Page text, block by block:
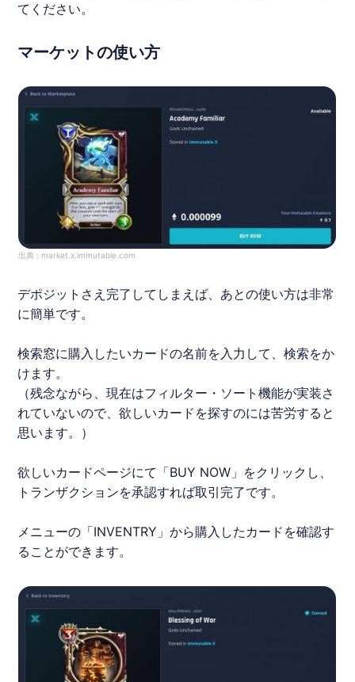
てください。
マーケットの使い方
出典 : market.x.immutable.com
デポジットさえ完了してしまえば、あとの使い方は非常
に簡単です。
検索窓に購入したいカードの名前を入力して、検索をか
けます。
（残念ながら、現在はフィルター・ソート機能が実装さ
れていないので、欲しいカードを探すのには苦労すると
思います。）
欲しいカードページにて「BUY NOW」をクリックし、
トランザクションを承認すれば取引完了です。
メニューの「INVENTRY」から購入したカードを確認す
ることができます。